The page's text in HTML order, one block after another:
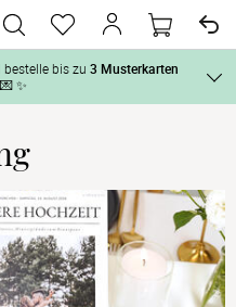
Tag der
Nach
bestelle bis zu 3 Musterkarten
💌 ✨
auf der jeweiligen
kostenlos per Post zusenden.